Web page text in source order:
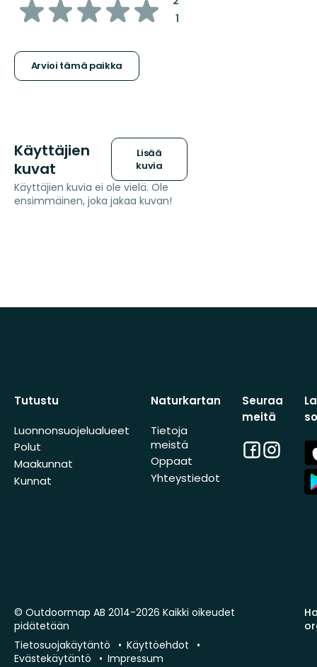
/5
Arvioi tämä paikka
1:
Käyttäjien
kuvat
Lisää
kuvia
Käyttäjien kuvia ei ole vielä. Ole
ensimmäinen, joka jakaa kuvan!
Tutustu
Luonnonsuojelualueet
Polut
Maakunnat
Kunnat
Naturkartan
Tietoja
meistä
Oppaat
Yhteystiedot
Seuraa
meitä
Facebook
© Outdoormap AB 2014-2026 Kaikki oikeudet
pidätetään
Tietosuojakäytäntö
Käyttöehdot
Evästekäytäntö
Impressum